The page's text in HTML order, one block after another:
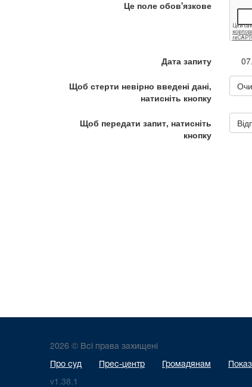
2026 © Всі права захищені
Про суд Прес-центр Громадянам
v1.38.1